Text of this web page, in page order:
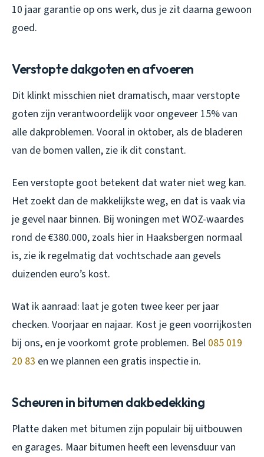
10 jaar garantie op ons werk, dus je zit daarna gewoon
goed.
Verstopte dakgoten en afvoeren
Dit klinkt misschien niet dramatisch, maar verstopte
goten zijn verantwoordelijk voor ongeveer 15% van
alle dakproblemen. Vooral in oktober, als de bladeren
van de bomen vallen, zie ik dit constant.
Een verstopte goot betekent dat water niet weg kan.
Het zoekt dan de makkelijkste weg, en dat is vaak via
je gevel naar binnen. Bij woningen met WOZ-waardes
rond de €380.000, zoals hier in Haaksbergen normaal
is, zie ik regelmatig dat vochtschade aan gevels
duizenden euro’s kost.
Wat ik aanraad: laat je goten twee keer per jaar
checken. Voorjaar en najaar. Kost je geen voorrijkosten
bij ons, en je voorkomt grote problemen. Bel 085 019
20 83 en we plannen een gratis inspectie in.
Scheuren in bitumen dakbedekking
Platte daken met bitumen zijn populair bij uitbouwen
en garages. Maar bitumen heeft een levensduur van